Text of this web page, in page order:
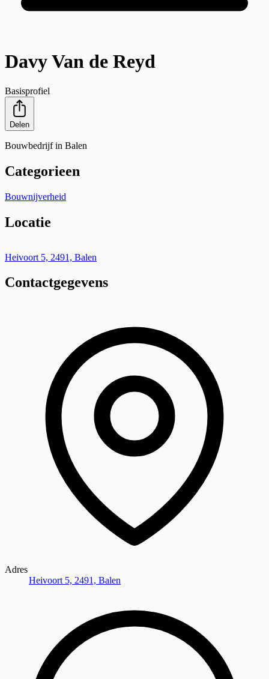
Davy Van de Reyd
Basisprofiel
Delen
Bouwbedrijf in Balen
Categorieen
Bouwnijverheid
Locatie
+
−
Heivoort 5, 2491, Balen
Contactgegevens
Adres
Heivoort 5, 2491, Balen